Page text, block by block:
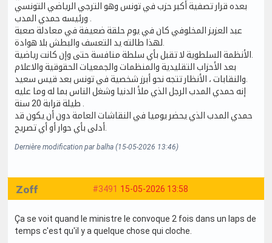
بعده قرار تصفية أكبر حزب في تونس وهو الترجي الرياضي التونسي
عبد العزيز المخلوفي كان في يوم حلقة ضعيفة في معادلة صعبة
بعد الأحزاب التقليدية والمنظمات والجمعيات الحقوقية والاعلام
إنه حمدي المدب الرجل الذي ملأ الدنيا وشغل الناس بما له وما عليه
حمدي المدب الذي يحضر يوميا في النقاشات العامة دون أن يكون قد
Dernière modification par balha (15-05-2026 13:46)
#3491 15-05-2026 13:58
Zoff
Ça se voit quand le ministre le convoque 2 fois dans un laps de
temps c'est qu'il y a quelque chose qui cloche.